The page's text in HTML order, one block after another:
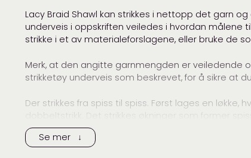
Lacy Braid Shawl kan strikkes i nettopp det garn
underveis i oppskriften veiledes i hvordan målene
strikke i et av materialeforslagene, eller bruke de
Merk, at den angitte garnmengden er veiledende
strikketøy underveis som beskrevet, for å sikre at
Der strikkes fra spiss til spiss. Først lages en løkke,
dobbeltstrikk. Det strikkes økninger som former
hullmønster og fletter mellom kantene, som
Se mer ↓